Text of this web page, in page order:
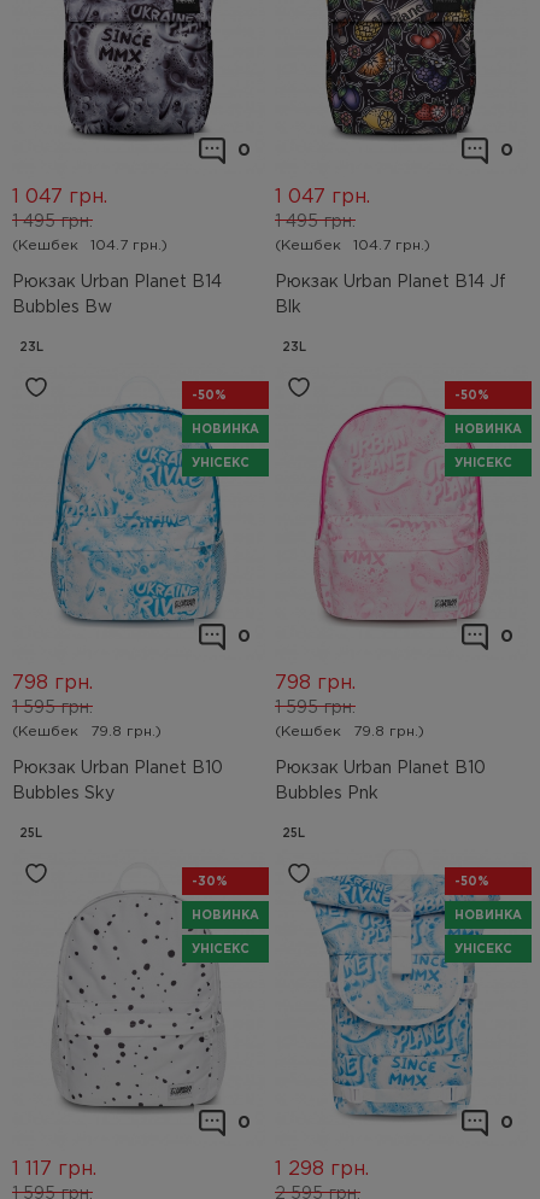
0
Рюкзак Urban Planet B14
Bubbles Bw
1 495 грн.
1 047 грн.
(Кешбек 104.7 грн.)
23L
0
Рюкзак Urban Planet B14 Jf
Blk
1 495 грн.
1 047 грн.
(Кешбек 104.7 грн.)
23L
-50%
НОВИНКА
УНІСЕКС
0
Рюкзак Urban Planet B10
Bubbles Sky
1 595 грн.
798 грн.
(Кешбек 79.8 грн.)
25L
-50%
НОВИНКА
УНІСЕКС
0
Рюкзак Urban Planet B10
Bubbles Pnk
1 595 грн.
798 грн.
(Кешбек 79.8 грн.)
25L
-30%
НОВИНКА
УНІСЕКС
0
1 595 грн.
1 117 грн.
-50%
НОВИНКА
УНІСЕКС
0
2 595 грн.
1 298 грн.